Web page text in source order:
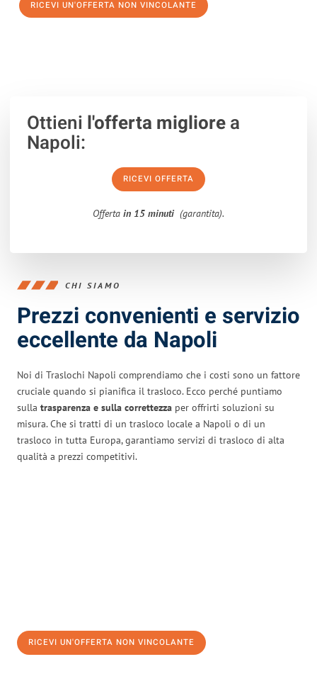
RICEVI UN'OFFERTA NON VINCOLANTE
Ottieni l'offerta migliorea
Napoli:
RICEVI OFFERTA
Offerta in 15 minuti (garantita).
CHI SIAMO
Prezzi convenienti e servizio
eccellente da Napoli
Noi di Traslochi Napoli comprendiamo che i costi sono un fattore
cruciale quando si pianifica il trasloco. Ecco perché puntiamo
sulla trasparenza e sulla correttezza per offrirti soluzioni su
misura. Che si tratti di un trasloco locale a Napoli o di un
trasloco in tutta Europa, garantiamo servizi di trasloco di alta
qualità a prezzi competitivi.
RICEVI UN'OFFERTA NON VINCOLANTE